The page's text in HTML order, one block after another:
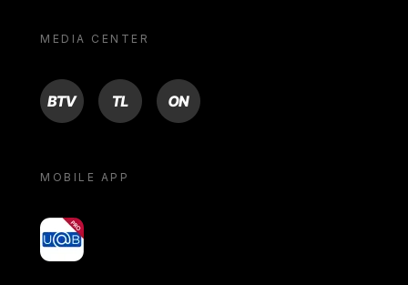
MEDIA CENTER
BTV TL ON
MOBILE APP
yoU@B